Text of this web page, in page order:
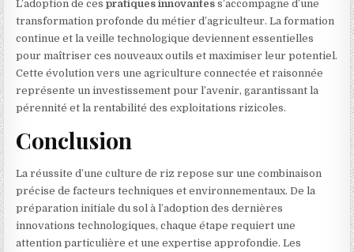
L’adoption de cespratiques innovantes s’accompagne d’une
transformation profonde du métier d’agriculteur. La formation
continue et la veille technologique deviennent essentielles
pour maîtriser ces nouveaux outils et maximiser leur potentiel.
Cette évolution vers une agriculture connectée et raisonnée
représente un investissement pour l’avenir, garantissant la
pérennité et la rentabilité des exploitations rizicoles.
Conclusion
La réussite d’une culture de riz repose sur une combinaison
précise de facteurs techniques et environnementaux. De la
préparation initiale du sol à l’adoption des dernières
innovations technologiques, chaque étape requiert une
attention particulière et une expertise approfondie. Les